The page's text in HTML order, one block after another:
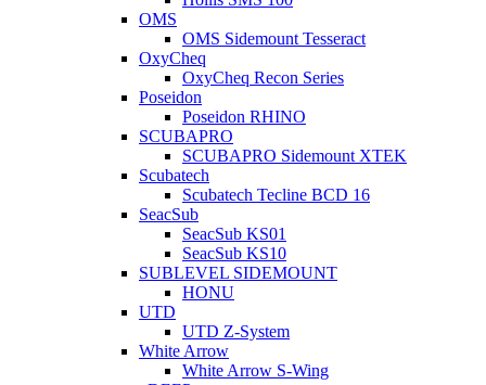
OMS
OMS Sidemount Tesseract
OxyCheq
OxyCheq Recon Series
Poseidon
Poseidon RHINO
SCUBAPRO
SCUBAPRO Sidemount XTEK
Scubatech
Scubatech Tecline BCD 16
SeacSub
SeacSub KS01
SeacSub KS10
SUBLEVEL SIDEMOUNT
HONU
UTD
UTD Z-System
White Arrow
White Arrow S-Wing